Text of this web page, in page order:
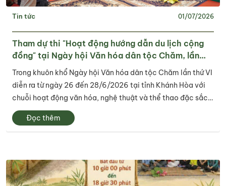
Tin tức 01/07/2026
Tham dự thi "Hoạt động hướng dẫn du lịch cộng
đồng" tại Ngày hội Văn hóa dân tộc Chăm, lần
thứ VI năm 2026 do Bộ Văn hóa, Thể thao và Du
lịch tổ chức
Trong khuôn khổ Ngày hội Văn hóa dân tộc Chăm lần thứ VI
diễn ra từ ngày 26 đến 28/6/2026 tại tỉnh Khánh Hòa với
chuỗi hoạt động văn hóa, nghệ thuật và thể thao đặc sắc.
Trung tâm Xúc tiến du lịch tỉnh Tây Ninh đã tham gia phần
thi "Hoạt động hướng...
Đọc thêm